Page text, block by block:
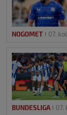
NOGOMET 07.
BUNDESLIGA 07.